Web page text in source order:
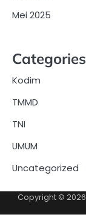
Mei 2025
Categories
Kodim
TMMD
TNI
UMUM
Uncategorized
Copyright © 2026